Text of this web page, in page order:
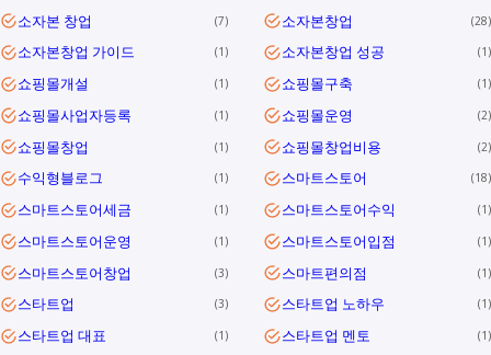
소자본 창업 7 소자본창업 28
소자본창업 가이드 1 소자본창업 성공 1
쇼핑몰개설 1 쇼핑몰구축 1
쇼핑몰사업자등록 1 쇼핑몰운영 2
쇼핑몰창업 1 쇼핑몰창업비용 2
수익형블로그 1 스마트스토어 18
스마트스토어세금 1 스마트스토어수익 1
스마트스토어운영 1 스마트스토어입점 1
스마트스토어창업 3 스마트편의점 1
스타트업 3 스타트업 노하우 1
스타트업 대표 1 스타트업 멘토 1